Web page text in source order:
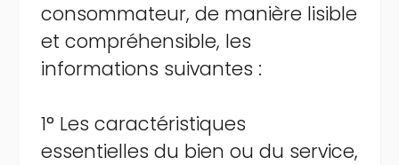
consommateur, de manière lisible
et compréhensible, les
informations suivantes :
1° Les caractéristiques
essentielles du bien ou du service,